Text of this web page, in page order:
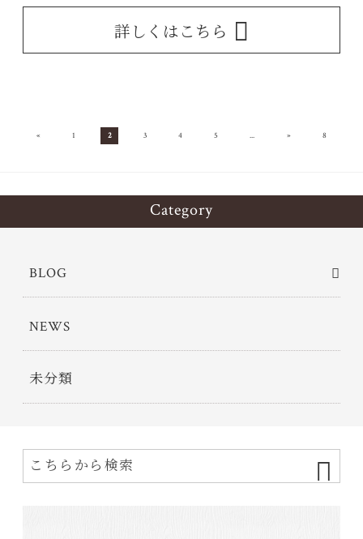
詳しくはこちら
« 1 2 3 4 5 ... » 8
Category
BLOG
NEWS
未分類